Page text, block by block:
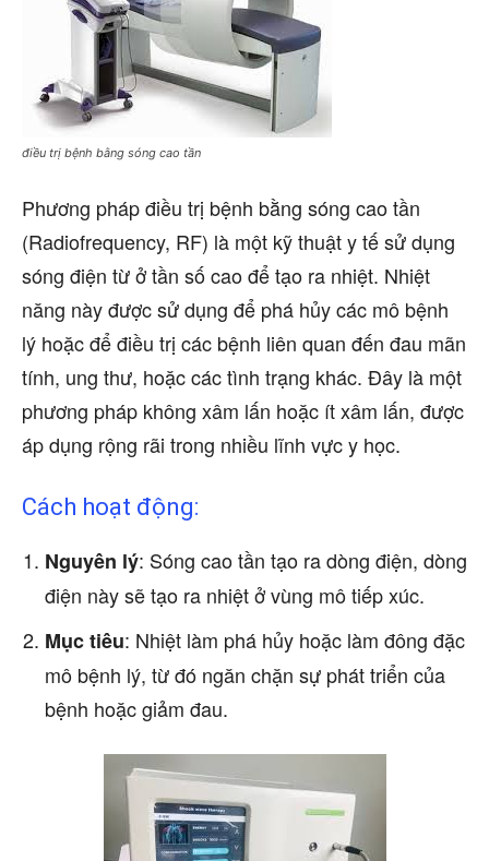
điều trị bệnh bằng sóng cao tần
Phương pháp điều trị bệnh bằng sóng cao tần
(Radiofrequency, RF) là một kỹ thuật y tế sử dụng
sóng điện từ ở tần số cao để tạo ra nhiệt. Nhiệt
năng này được sử dụng để phá hủy các mô bệnh
lý hoặc để điều trị các bệnh liên quan đến đau mãn
tính, ung thư, hoặc các tình trạng khác. Đây là một
phương pháp không xâm lấn hoặc ít xâm lấn, được
áp dụng rộng rãi trong nhiều lĩnh vực y học.
Cách hoạt động:
Nguyên lý: Sóng cao tần tạo ra dòng điện, dòng
điện này sẽ tạo ra nhiệt ở vùng mô tiếp xúc.
Mục tiêu: Nhiệt làm phá hủy hoặc làm đông đặc
mô bệnh lý, từ đó ngăn chặn sự phát triển của
bệnh hoặc giảm đau.